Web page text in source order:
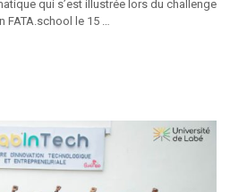
qui s’est illustrée lors du challenge
FATA.school le 15 …